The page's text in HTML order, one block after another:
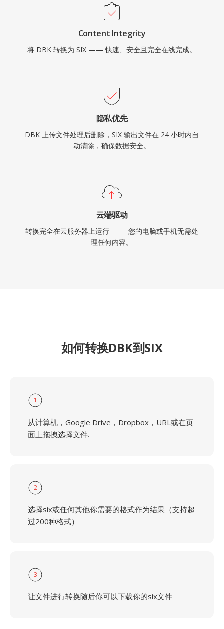
Content Integrity
将 DBK 转换为 SIX —— 快速、安全且完全在线完成。
隐私优先
DBK 上传文件处理后删除，SIX 输出文件在 24 小时内自
动清除，确保数据安全。
云端驱动
转换完全在云服务器上运行 —— 您的电脑或手机无需处
理任何内容。
如何转换DBK到SIX
1
从计算机，Google Drive，Dropbox，URL或在页
面上拖拽选择文件.
2
选择six或任何其他你需要的格式作为结果（支持超
过200种格式）
3
让文件进行转换随后你可以下载你的six文件